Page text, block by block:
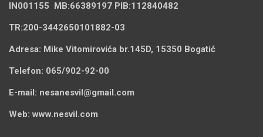
IN001155 MB:66389197 PIB:112840482
TR:200-3442650101882-03
Adresa: Mike Vitomirovića br.145D, 15350 Bogatić
Telefon: 065/902-92-00
E-mail: nesanesvil@gmail.com
Web: www.nesvil.com